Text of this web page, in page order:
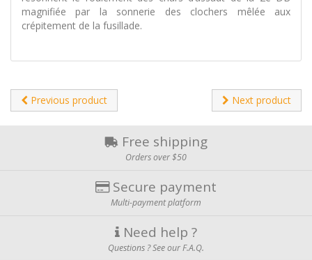
magnifiée par la sonnerie des clochers mêlée aux
crépitement de la fusillade.
Previous product Next product
Free shipping
Orders over $50
Secure payment
Multi-payment platform
Need help ?
Questions ? See our F.A.Q.